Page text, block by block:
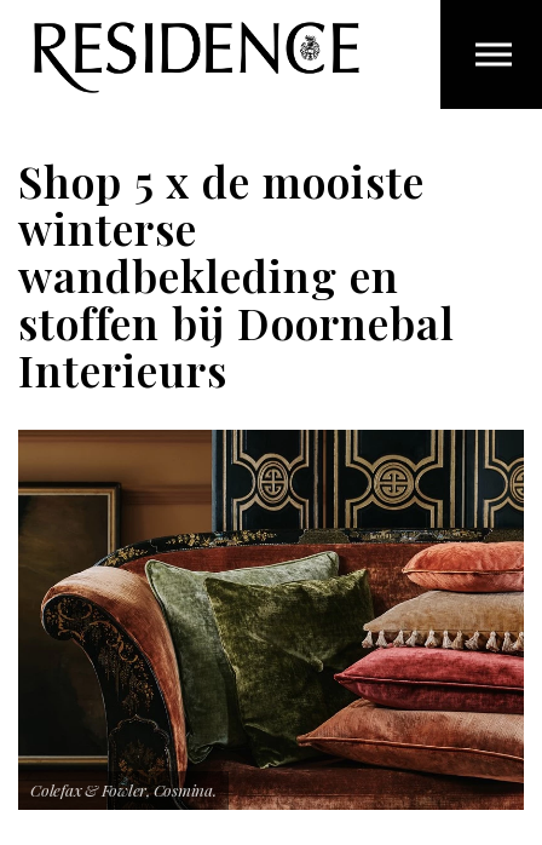
Overslaan en ga direct naar de inhoud
Shop 5 x de mooiste
winterse
wandbekleding en
stoffen bij Doornebal
Interieurs
Colefax & Fowler, Cosmina.